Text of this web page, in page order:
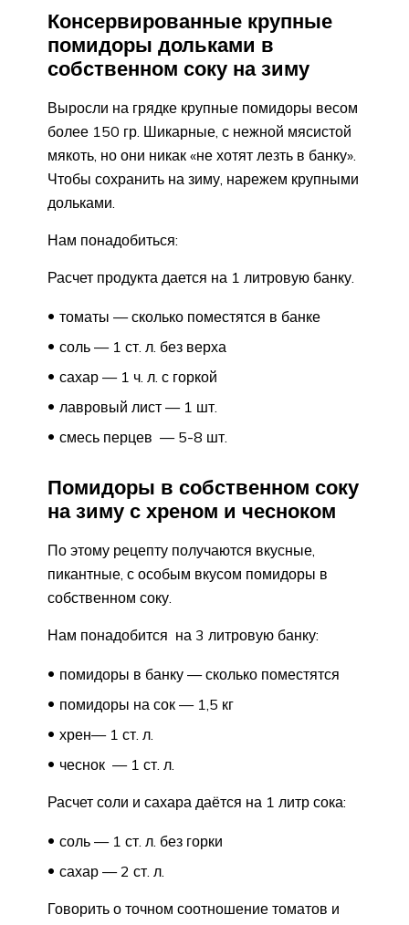
Консервированные крупные
помидоры дольками в
собственном соку на зиму
Выросли на грядке крупные помидоры весом
более 150 гр. Шикарные, с нежной мясистой
мякоть, но они никак «не хотят лезть в банку».
Чтобы сохранить на зиму, нарежем крупными
дольками.
Нам понадобиться:
Расчет продукта дается на 1 литровую банку.
томаты — сколько поместятся в банке
соль — 1 ст. л. без верха
сахар — 1 ч. л. с горкой
лавровый лист — 1 шт.
смесь перцев — 5-8 шт.
Помидоры в собственном соку
на зиму с хреном и чесноком
По этому рецепту получаются вкусные,
пикантные, с особым вкусом помидоры в
собственном соку.
Нам понадобится на 3 литровую банку:
помидоры в банку — сколько поместятся
помидоры на сок — 1,5 кг
хрен— 1 ст. л.
чеснок — 1 ст. л.
Расчет соли и сахара даётся на 1 литр сока:
соль — 1 ст. л. без горки
сахар — 2 ст. л.
Говорить о точном соотношение томатов и